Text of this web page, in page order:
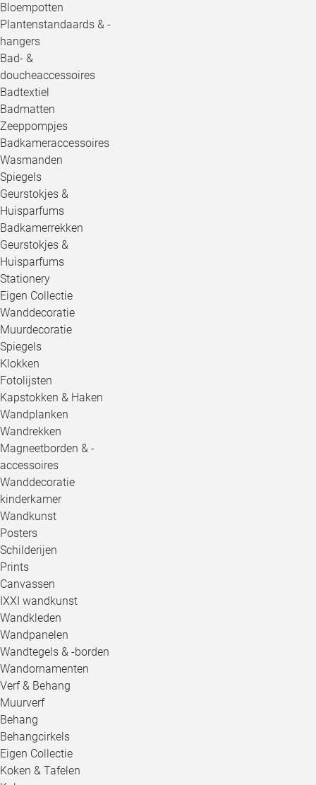
Bloempotten
Plantenstandaards & -
hangers
Bad- &
doucheaccessoires
Badtextiel
Badmatten
Zeeppompjes
Badkameraccessoires
Wasmanden
Spiegels
Geurstokjes &
Huisparfums
Badkamerrekken
Geurstokjes &
Huisparfums
Stationery
Eigen Collectie
Wanddecoratie
Muurdecoratie
Spiegels
Klokken
Fotolijsten
Kapstokken & Haken
Wandplanken
Wandrekken
Magneetborden & -
accessoires
Wanddecoratie
kinderkamer
Wandkunst
Posters
Schilderijen
Prints
Canvassen
IXXI wandkunst
Wandkleden
Wandpanelen
Wandtegels & -borden
Wandornamenten
Verf & Behang
Muurverf
Behang
Behangcirkels
Eigen Collectie
Koken & Tafelen